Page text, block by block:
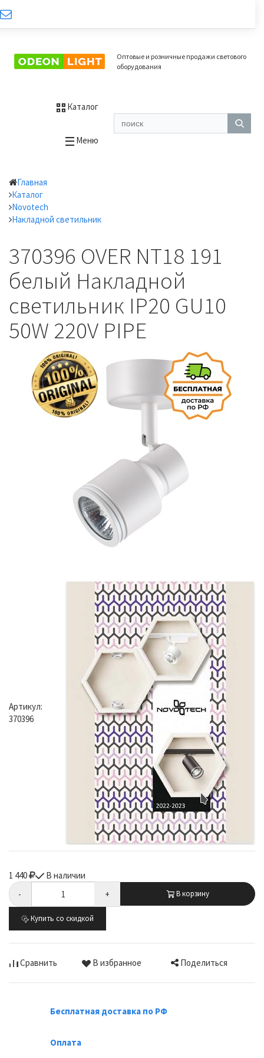
Оптовые и розничные продажи светового
оборудования
Каталог
Меню
Главная
Каталог
Novotech
Накладной светильник
370396 OVER NT18 191
белый Накладной
светильник IP20 GU10
50W 220V PIPE
Артикул:
370396
1 440
В наличии
-
+ В корзину
Купить со скидкой
Сравнить В избранное Поделиться
Бесплатная доставка по РФ
Оплата